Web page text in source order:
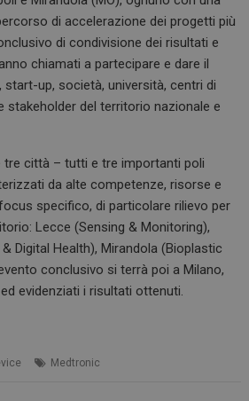
di accelerazione dei progetti più
di condivisione dei risultati e
chiamati a partecipare e dare il
up, società, università, centri di
stakeholder del territorio nazionale e
tre città – tutti e tre importanti poli
da alte competenze, risorse e
specifico, di particolare rilievo per
Lecce (Sensing & Monitoring),
Digital Health), Mirandola (Bioplastic
conclusivo si terrà poi a Milano,
evidenziati i risultati ottenuti.
Medtronic